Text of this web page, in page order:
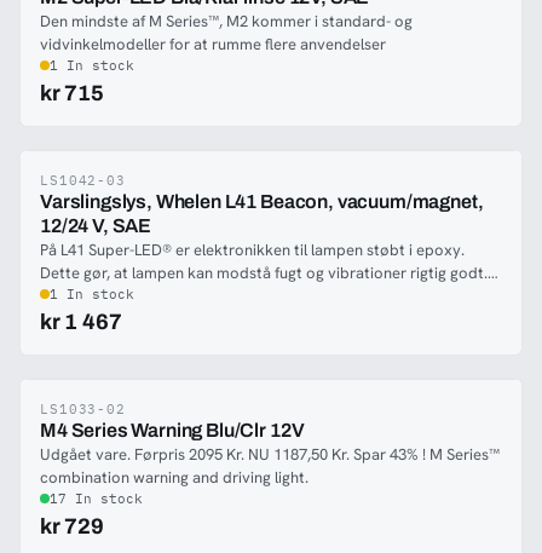
mellem køretøjet og lampen. Enkel montering uden dybde, idet
lampen sidder uden på køretøjet.
Den mindste af M Series™, M2 kommer i standard- og
vidvinkelmodeller for at rumme flere anvendelser
1 In stock
kr 715
-50%
LS1042-03
Varslingslys, Whelen L41 Beacon, vacuum/magnet,
12/24 V, SAE
På L41 Super-LED® er elektronikken til lampen støbt i epoxy.
Dette gør, at lampen kan modstå fugt og vibrationer rigtig godt.
L41 Super-LED® lyser lige så godt som Strobe lamper i samme
størrelse. Fordelen ved LED-teknologi er lavere strømforbrug og
1 In stock
kr 1 467
-50%
LS1033-02
M4 Series Warning Blu/Clr 12V
Udgået vare. Førpris 2095 Kr. NU 1187,50 Kr. Spar 43% ! M Series™
combination warning and driving light.
17 In stock
kr 729